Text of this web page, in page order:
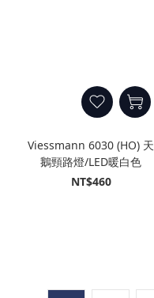
Viessmann 6030 (HO) 天
鵝頸路燈/LED暖白色
NT$460